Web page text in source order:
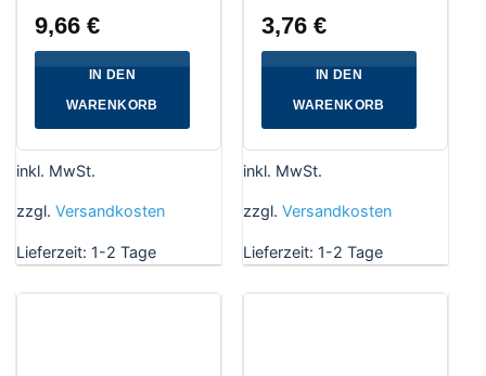
9,66€
IN DEN
WARENKORB
inkl. MwSt.
zzgl. Versandkosten
Lieferzeit: 1-2 Tage
3,76€
IN DEN
WARENKORB
inkl. MwSt.
zzgl. Versandkosten
Lieferzeit: 1-2 Tage